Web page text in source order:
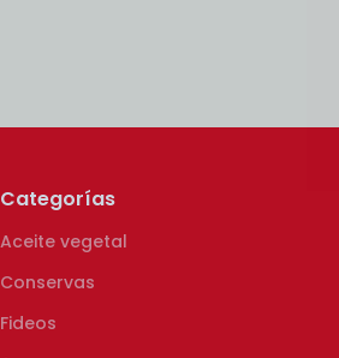
Categorías
Aceite vegetal
Conservas
Fideos